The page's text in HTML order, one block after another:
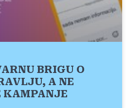
BRIGU O
A NE
KAMPANJE